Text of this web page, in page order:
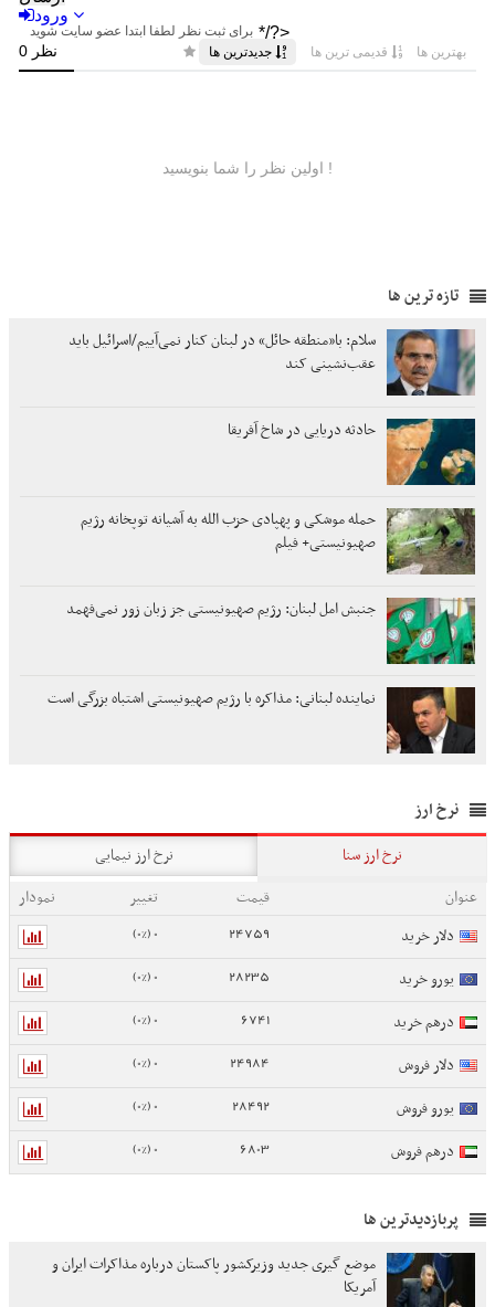
تازه ترین ها
سلام: با«منطقه حائل» در لبنان کنار نمی‌آییم/اسرائیل باید
عقب‌نشینی کند
حادثه دریایی در شاخ آفریقا
حمله موشکی و پهپادی حزب الله به آشیانه توپخانه رژیم
صهیونیستی+ فیلم
جنبش امل لبنان: رژیم صهیونیستی جز زبان زور نمی‌فهمد
نماینده لبنانی: مذاکره با رژیم صهیونیستی اشتباه بزرگی است
نرخ ارز
نرخ ارز سنا
نرخ ارز نیمایی
عنوان
قیمت تغییر
نمودار
دلار خرید
24759
0 (0%)
یورو خرید 28235
0 (0%)
درهم خرید 6741
0 (0%)
دلار فروش 24984
0 (0%)
یورو فروش 28492
0 (0%)
درهم فروش 6803
0 (0%)
پربازدیدترین ها
موضع گیری جدید وزیرکشور پاکستان درباره مذاکرات ایران و
آمریکا